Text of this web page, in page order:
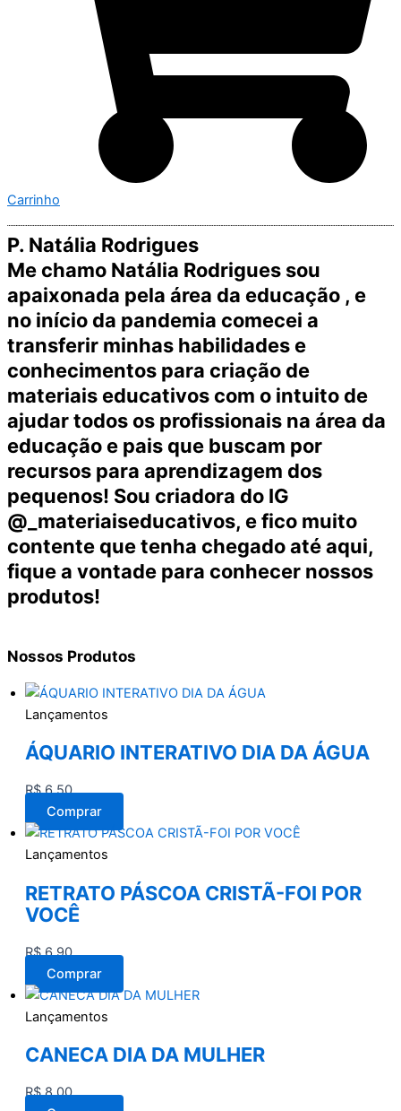
Carrinho
P. Natália Rodrigues
Me chamo Natália Rodrigues sou
apaixonada pela área da educação , e
no início da pandemia comecei a
transferir minhas habilidades e
conhecimentos para criação de
materiais educativos com o intuito de
ajudar todos os profissionais na área da
educação e pais que buscam por
recursos para aprendizagem dos
pequenos! Sou criadora do IG
@_materiaiseducativos, e fico muito
contente que tenha chegado até aqui,
fique a vontade para conhecer nossos
produtos!
Nossos Produtos
Lançamentos
ÁQUARIO INTERATIVO DIA DA ÁGUA
R$6,50
Comprar
Lançamentos
RETRATO PÁSCOA CRISTÃ-FOI POR
VOCÊ
R$6,90
Comprar
Lançamentos
CANECA DIA DA MULHER
R$8,00